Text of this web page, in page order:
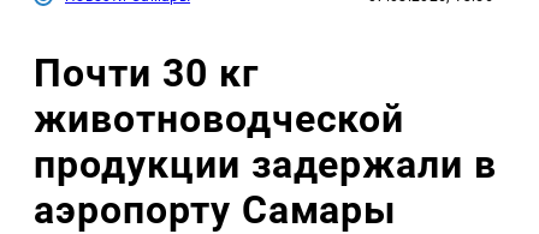
Почти 30 кг
животноводческой
продукции задержали в
аэропорту Самары